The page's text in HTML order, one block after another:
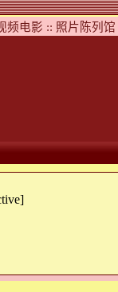
频电影 :: 照片陈列馆